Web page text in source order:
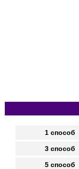
1 способ
3 способ
5 способ